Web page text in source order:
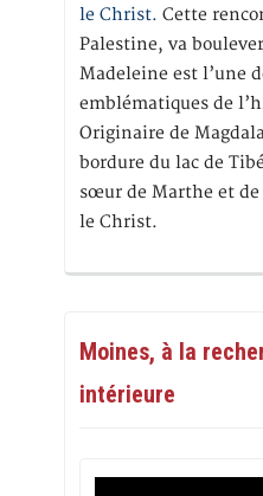
le Christ. Cette
Palestine, va
Madeleine est l’une
emblématiques de
Originaire de
bordure du lac de
sœur de Marthe et de
le Christ.
Moines, à la
intérieure